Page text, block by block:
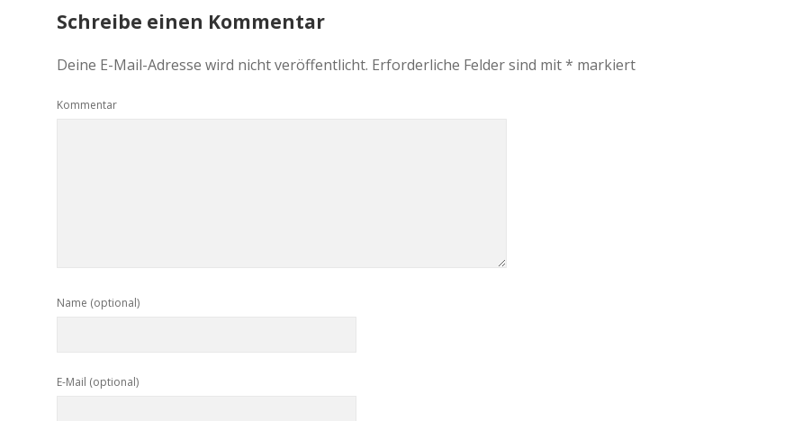
Schreibe einen Kommentar
Deine E-Mail-Adresse wird nicht veröffentlicht. Erforderliche Felder sind mit* markiert
Kommentar
Name (optional)
E-Mail (optional)